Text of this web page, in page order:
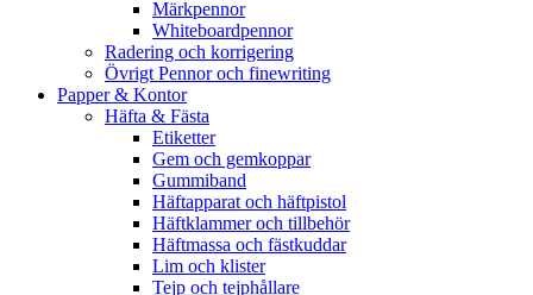
Märkpennor
Whiteboardpennor
Radering och korrigering
Övrigt Pennor och finewriting
Papper & Kontor
Häfta & Fästa
Etiketter
Gem och gemkoppar
Gummiband
Häftapparat och häftpistol
Häftklammer och tillbehör
Häftmassa och fästkuddar
Lim och klister
Tejp och tejphållare